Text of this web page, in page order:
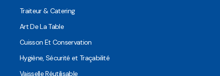
Traiteur & Catering
Art De La Table
Cuisson Et Conservation
Hygiène, Sécurité et Traçabilité
Vaisselle Réutilisable